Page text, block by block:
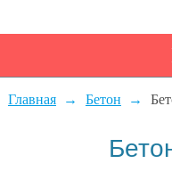
Главная Бетон